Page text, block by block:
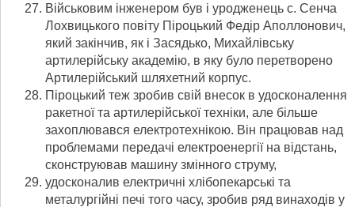
Військовим інженером був і уродженець с. Сенча
Лохвицького повіту Піроцький Федір Аполлонович,
який закінчив, як і Засядько, Михайлівську
артилерійську академію, в яку було перетворено
Артилерійський шляхетний корпус.
Піроцький теж зробив свій внесок в удосконалення
ракетної та артилерійської техніки, але більше
захоплювався електротехнікою. Він працював над
проблемами передачі електроенергії на відстань,
сконструював машину змінного струму,
удосконалив електричні хлібопекарські та
металургійні печі того часу, зробив ряд винаходів у